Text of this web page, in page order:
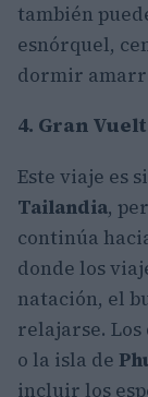
también
esnórquel,
dormir
4. Gran
Este viaje es
Tailandia,
continúa
donde los
natación, el
relajarse. Los
o la isla de
incluir los